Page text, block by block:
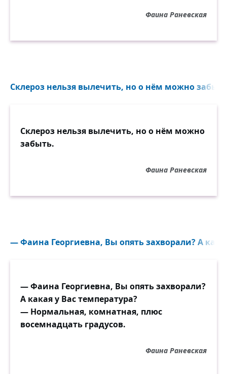
Фаина Раневская
Склероз нельзя вылечить, но о нём можно
Склероз нельзя вылечить, но о нём можно
забыть.
Фаина Раневская
— Фаина Георгиевна, Вы опять захворали? А
— Фаина Георгиевна, Вы опять захворали?
А какая у Вас температура?
— Нормальная, комнатная, плюс
восемнадцать градусов.
Фаина Раневская